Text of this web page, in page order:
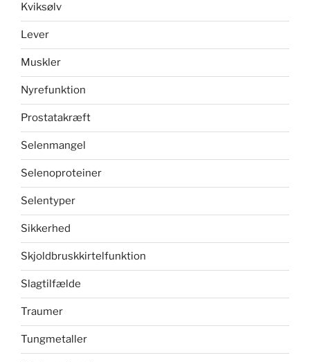
Kviksølv
Lever
Muskler
Nyrefunktion
Prostatakræft
Selenmangel
Selenoproteiner
Selentyper
Sikkerhed
Skjoldbruskkirtelfunktion
Slagtilfælde
Traumer
Tungmetaller